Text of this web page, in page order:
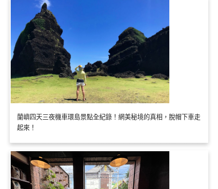
蘭嶼四天三夜機車環島景點全紀錄！網美秘境的真相，脫帽下車走
起來！